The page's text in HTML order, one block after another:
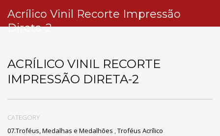
Acrílico Vinil Recorte Impressão
Direta-2
ACRÍLICO VINIL RECORTE
IMPRESSÃO DIRETA-2
CATEGORY
07.Troféus, Medalhas e Medalhões ,Troféus Acrílico